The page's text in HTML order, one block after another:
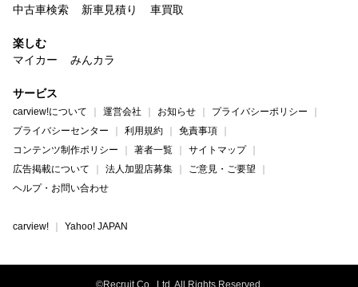
中古車検索
新車見積り 車買取
楽しむ
マイカー
みんカラ
サービス
carview!について 運営会社 お知らせ
プライバシーポリシー
プライバシーセンター
利用規約
免責事項
コンテンツ制作ポリシー
著者一覧
サイトマップ
広告掲載について
法人加盟店募集
ご意見・ご要望
ヘルプ・お問い合わせ
carview! Yahoo! JAPAN
©Recruit Co., Ltd. All Rights Reserved.